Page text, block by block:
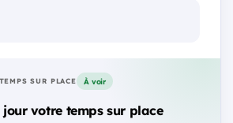
TEMPS SUR PLACE À voir
jour votre temps sur place